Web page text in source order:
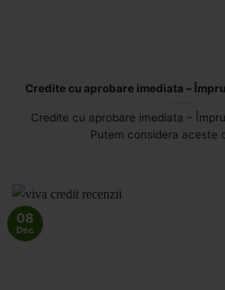
Credite cu aprobare imediata –
Credite cu aprobare imediata –
Putem considera aceste
08
Dec